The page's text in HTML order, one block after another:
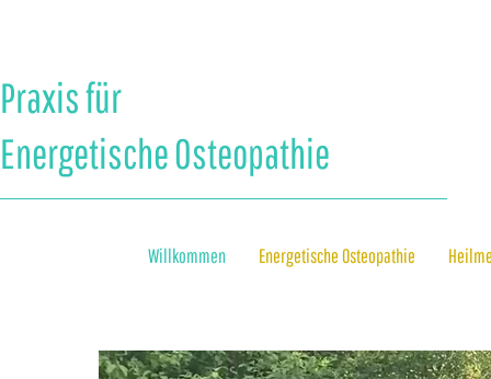
Praxis für
Energetische Osteopathie
Willkommen Energetische Osteopathie